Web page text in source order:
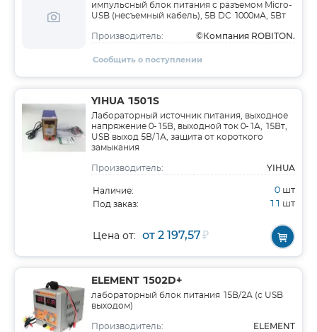
импульсный блок питания с разъемом Micro-
USB (несъемный кабель), 5В DC 1000мА, 5Вт
Производитель: ©Компания ROBITON.
Сообщить о поступлении
YIHUA 1501S
Лабораторный источник питания, выходное
напряжение 0-15В, выходной ток 0-1А, 15Вт,
USB выход 5В/1А, защита от короткого
замыкания
Производитель: YIHUA
Наличие: 0 шт
Под заказ: 11 шт
Цена от: от 2 197,57₽
ELEMENT 1502D+
лабораторный блок питания 15В/2А (с USB
выходом)
Производитель: ELEMENT